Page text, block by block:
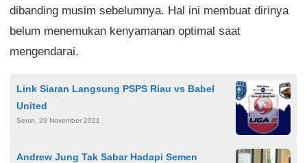
dibanding musim sebelumnya. Hal ini membuat dirinya
belum menemukan kenyamanan optimal saat
mengendarai.
Link Siaran Langsung PSPS Riau vs Babel
United
Senin, 29 November 2021
Andrew Jung Tak Sabar Hadapi Semen